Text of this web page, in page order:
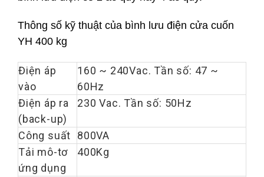
Thông số kỹ thuật của bình lưu điện cửa cuốn
YH 400 kg
Điện áp
vào
160 ~ 240Vac. Tần số: 47 ~
60Hz
Điện áp ra
(back-up)
230 Vac. Tần số: 50Hz
Công suất
800VA
Tải mô-tơ
ứng dụng
400Kg